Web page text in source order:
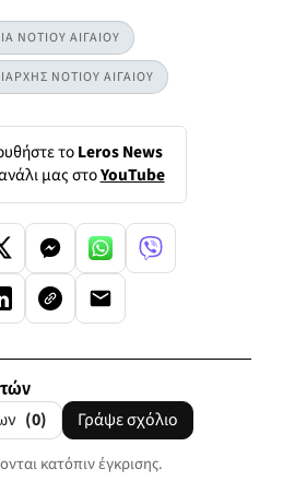
ΝΟΤΙΟΥ ΑΙΓΑΙΟΥ
ΝΟΤΙΟΥ ΑΙΓΑΙΟΥ
τοLeros News
μας στοYouTube
(0) Γράψε σχόλιο
κατόπιν έγκρισης.